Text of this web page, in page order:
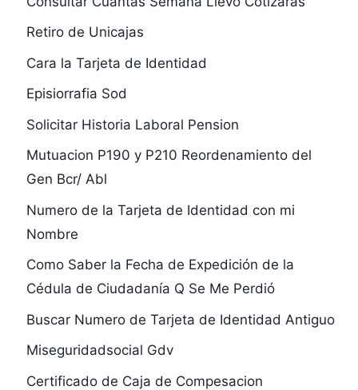
Retiro de Unicajas
Cara la Tarjeta de Identidad
Episiorrafia Sod
Solicitar Historia Laboral Pension
Mutuacion P190 y P210 Reordenamiento del
Gen Bcr/ Abl
Numero de la Tarjeta de Identidad con mi
Nombre
Como Saber la Fecha de Expedición de la
Cédula de Ciudadanía Q Se Me Perdió
Buscar Numero de Tarjeta de Identidad Antiguo
Miseguridadsocial Gdv
Certificado de Caja de Compesacion